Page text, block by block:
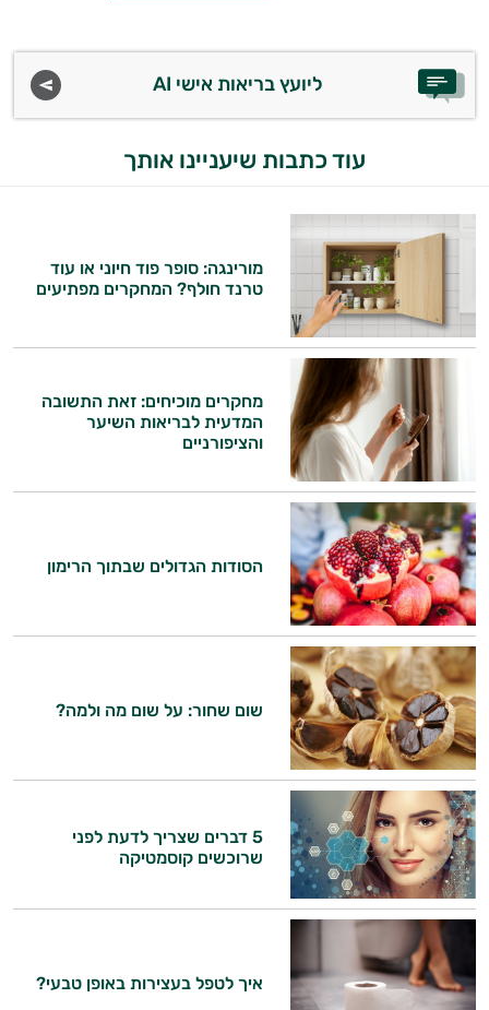
ליועץ בריאות אישי AI
עוד כתבות שיעניינו אותך
מורינגה: סופר פוד חיוני או עוד
טרנד חולף? המחקרים מפתיעים
מחקרים מוכיחים: זאת התשובה
המדעית לבריאות השיער
והציפורניים
הסודות הגדולים שבתוך הרימון
שום שחור: על שום מה ולמה?
5 דברים שצריך לדעת לפני
שרוכשים קוסמטיקה
איך לטפל בעצירות באופן טבעי?
היי,
אני יועץ הבריאות האישי AI של טבע בריא.
וספרות מקצועית בתחומי הרפואה הטבעית
ותזונת הספורט.